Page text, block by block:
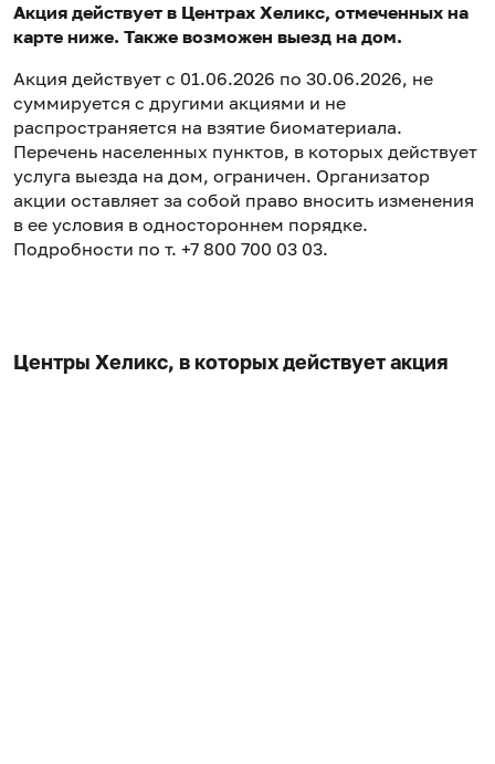
Акция действует в Центрах Хеликс, отмеченных на
карте ниже. Также возможен выезд на дом.
Акция действует с 01.06.2026 по 30.06.2026, не
суммируется с другими акциями и не
распространяется на взятие биоматериала.
Перечень населенных пунктов, в которых действует
услуга выезда на дом, ограничен. Организатор
акции оставляет за собой право вносить изменения
в ее условия в одностороннем порядке.
Подробности по т. +7 800 700 03 03.
Центры Хеликс, в которых действует акция